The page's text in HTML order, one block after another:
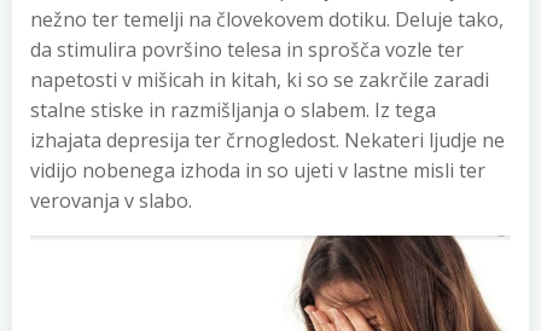
nežno ter temelji na človekovem dotiku. Deluje tako,
da stimulira površino telesa in sprošča vozle ter
napetosti v mišicah in kitah, ki so se zakrčile zaradi
stalne stiske in razmišljanja o slabem. Iz tega
izhajata depresija ter črnogledost. Nekateri ljudje ne
vidijo nobenega izhoda in so ujeti v lastne misli ter
verovanja v slabo.